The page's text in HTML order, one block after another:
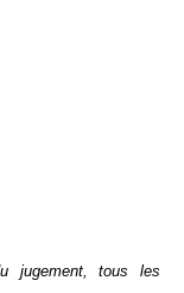
jugement, tous les